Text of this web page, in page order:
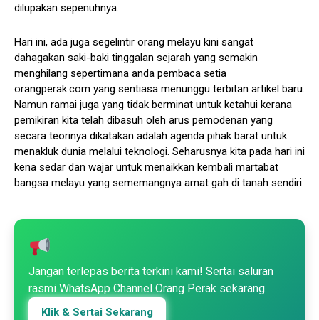
dilupakan sepenuhnya.
Hari ini, ada juga segelintir orang melayu kini sangat
dahagakan saki-baki tinggalan sejarah yang semakin
menghilang sepertimana anda pembaca setia
orangperak.com yang sentiasa menunggu terbitan artikel baru.
Namun ramai juga yang tidak berminat untuk ketahui kerana
pemikiran kita telah dibasuh oleh arus pemodenan yang
secara teorinya dikatakan adalah agenda pihak barat untuk
menakluk dunia melalui teknologi. Seharusnya kita pada hari ini
kena sedar dan wajar untuk menaikkan kembali martabat
bangsa melayu yang sememangnya amat gah di tanah sendiri.
Jangan terlepas berita terkini kami! Sertai saluran
rasmi WhatsApp Channel Orang Perak sekarang.
Klik & Sertai Sekarang